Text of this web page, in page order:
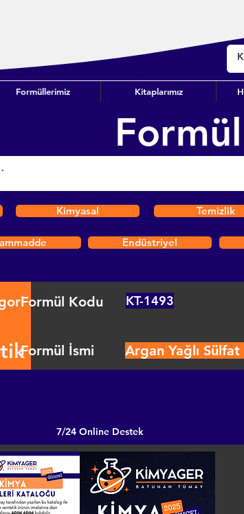
Formüllerimiz Kitaplarımız
Kimyasal Temizlik
Endüstriyel
Formül Kodu KT-1493
Formül İsmi Argan Yağlı
7/24 Online Destek